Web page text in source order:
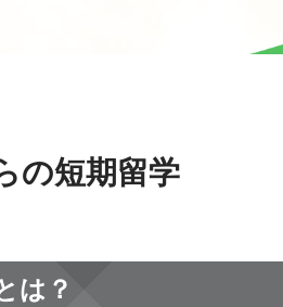
の短期留学
は？